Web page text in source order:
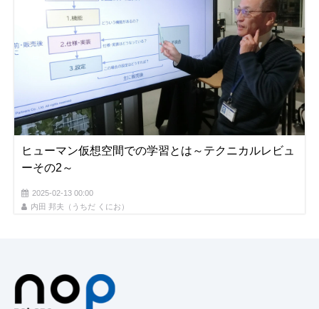
ヒューマン仮想空間での学習とは～テクニカルレビュ
ーその2～
2025-02-13 00:00
内田 邦夫（うちだ くにお）